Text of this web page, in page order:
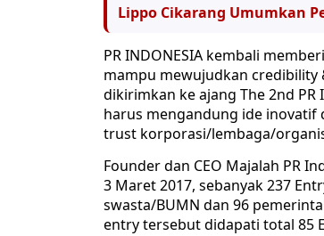
Lippo Cikarang Umumkan
PR INDONESIA kembali
mampu mewujudkan
dikirimkan ke ajang The 2nd
harus mengandung ide
trust korporasi/lembaga/
Founder dan CEO Majalah PR
3 Maret 2017, sebanyak 237
swasta/BUMN dan 96
entry tersebut didapati total 85